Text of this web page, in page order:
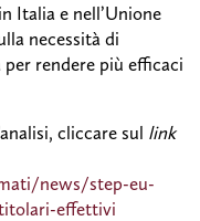
Italia e nell’Unione
necessità di
per rendere più efficaci
cliccare sul link
news/step-eu-
effettivi